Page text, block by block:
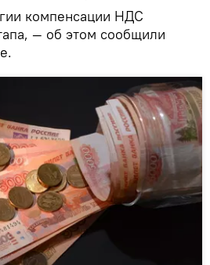
компенсации НДС
— об этом сообщили